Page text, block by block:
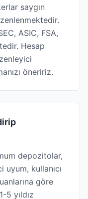
saygın
ASIC, FSA,
Hesap
öneririz.
depozitolar,
kullanıcı
göre
5 yıldız